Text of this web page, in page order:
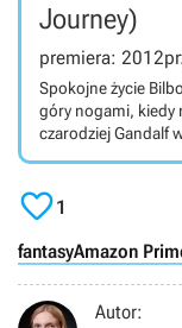
Journey)
premiera: 2012
Spokojne życie
góry nogami, kiedy
czarodziej Gandalf
odnalezieniu
przerażający smok
będącej ekranizacją
Tolkiena.
1
fantasyAmazon
Autor: